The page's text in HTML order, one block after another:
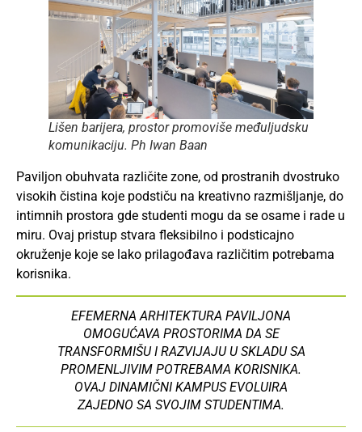
Lišen barijera, prostor promoviše međuljudsku
komunikaciju. Ph Iwan Baan
Paviljon obuhvata različite zone, od prostranih dvostruko
visokih čistina koje podstiču na kreativno razmišljanje, do
intimnih prostora gde studenti mogu da se osame i rade u
miru. Ovaj pristup stvara fleksibilno i podsticajno
okruženje koje se lako prilagođava različitim potrebama
korisnika.
EFEMERNA ARHITEKTURA PAVILJONA
OMOGUĆAVA PROSTORIMA DA SE
TRANSFORMIŠU I RAZVIJAJU U SKLADU SA
PROMENLJIVIM POTREBAMA KORISNIKA.
OVAJ DINAMIČNI KAMPUS EVOLUIRA
ZAJEDNO SA SVOJIM STUDENTIMA.